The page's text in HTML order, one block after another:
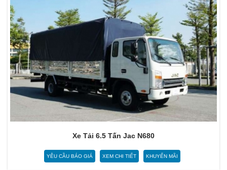
Xe Tải 6.5 Tấn Jac N680
YÊU CẦU BÁO GIÁ XEM CHI TIẾT KHUYẾN MÃI